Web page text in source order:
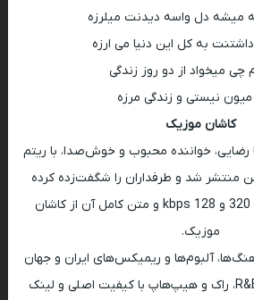
میشه دل واسه دیدنت میلرزه
به کل این دنیا می ارزه
چی میخواد از دو روز زندگی
نیستی و زندگی مرزه
کاشان موزیک
خواننده محبوب و خوش‌صدا، با ریتم
منتشر شد و طرفداران را شگفت‌زده کرده
است. دانلود با کیفیت 320 و 128 kbps و متن کامل آن از کاشان
موزیک.
آلبوم‌ها و ریمیکس‌های ایران و جهان
در سبک‌های پاپ، رپ، R&B، راک و هیپ‌هاپ با کیفیت اصلی و لینک